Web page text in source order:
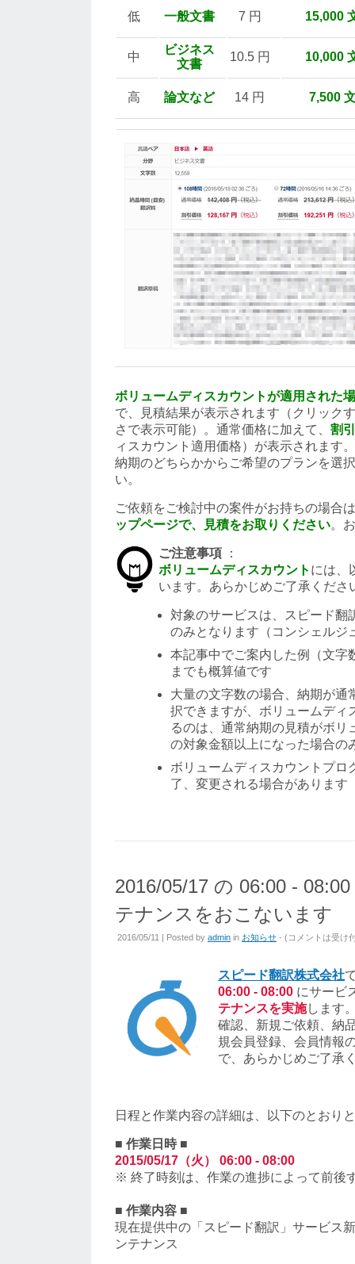
低 一般文書 7 円 15,000
中
ビジネス
文書
10.5 円 10,000
高 論文など 14 円 7,500
ボリュームディスカウントが適用された
で、見積結果が表示されます（クリック
さで表示可能）。通常価格に加えて、 割
ィスカウント適用価格）が表示されます
納期のどちらかからご希望のプランを選
い。
ご依頼をご検討中の案件がお持ちの場合
ップページで、見積をお取りください。
ご注意事項 ：
ボリュームディスカウント には、
います。あらかじめご了承くださ
対象のサービスは、スピード翻
のみとなります（コンシェルジ
本記事中でご案内した例（文字
までも概算値です
大量の文字数の場合、納期が通
択できますが、ボリュームディ
るのは、通常納期の見積がボリ
の対象金額以上になった場合の
ボリュームディスカウントプロ
了、変更される場合があります
2016/05/17 の 06:00 -
テナンスをおこないます
2016/05/11 | Posted by admin in お知らせ - (コメントは受け
スピード翻訳株式会社
06:00 - 08:00 にサービ
テナンスを実施します
確認、新規ご依頼、納
規会員登録、会員情報
で、あらかじめご了承
日程と作業内容の詳細は、以下のとおり
■ 作業日時 ■
2015/05/17（火） 06:00 - 08:00
※ 終了時刻は、作業の進捗によって前後
■ 作業内容 ■
現在提供中の「スピード翻訳」サービス
ンテナンス